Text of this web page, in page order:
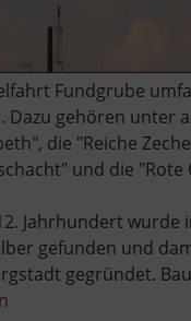
Fundgrube
Dazu gehören unter
die "Reiche
und die "Rote
Jahrhundert wurde
gefunden und
gegründet.